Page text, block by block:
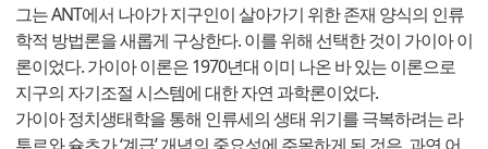
그는 ANT에서 나아가 지구인이 살아가기 위한 존재 양식의 인류
학적 방법론을 새롭게 구상한다. 이를 위해 선택한 것이 가이아 이
론이었다. 가이아 이론은 1970년대 이미 나온 바 있는 이론으로
지구의 자기조절 시스템에 대한 자연 과학론이었다.
가이아 정치생태학을 통해 인류세의 생태 위기를 극복하려는 라
투르와 슐츠가 ‘계급’ 개념의 중요성에 주목하게 된 것은, 과연 어